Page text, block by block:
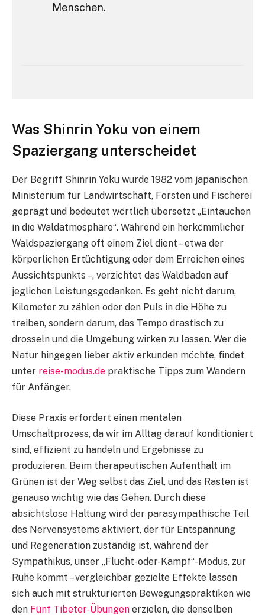
Menschen.
Was Shinrin Yoku von einem
Spaziergang unterscheidet
Der Begriff Shinrin Yoku wurde 1982 vom japanischen
Ministerium für Landwirtschaft, Forsten und Fischerei
geprägt und bedeutet wörtlich übersetzt „Eintauchen
in die Waldatmosphäre“. Während ein herkömmlicher
Waldspaziergang oft einem Ziel dient – etwa der
körperlichen Ertüchtigung oder dem Erreichen eines
Aussichtspunkts –, verzichtet das Waldbaden auf
jeglichen Leistungsgedanken. Es geht nicht darum,
Kilometer zu zählen oder den Puls in die Höhe zu
treiben, sondern darum, das Tempo drastisch zu
drosseln und die Umgebung wirken zu lassen. Wer die
Natur hingegen lieber aktiv erkunden möchte, findet
unter reise-modus.de praktische Tipps zum Wandern
für Anfänger.
Diese Praxis erfordert einen mentalen
Umschaltprozess, da wir im Alltag darauf konditioniert
sind, effizient zu handeln und Ergebnisse zu
produzieren. Beim therapeutischen Aufenthalt im
Grünen ist der Weg selbst das Ziel, und das Rasten ist
genauso wichtig wie das Gehen. Durch diese
absichtslose Haltung wird der parasympathische Teil
des Nervensystems aktiviert, der für Entspannung
und Regeneration zuständig ist, während der
Sympathikus, unser „Flucht-oder-Kampf“-Modus, zur
Ruhe kommt – vergleichbar gezielte Effekte lassen
sich auch mit strukturierten Bewegungspraktiken wie
den Fünf Tibeter-Übungen erzielen, die denselben